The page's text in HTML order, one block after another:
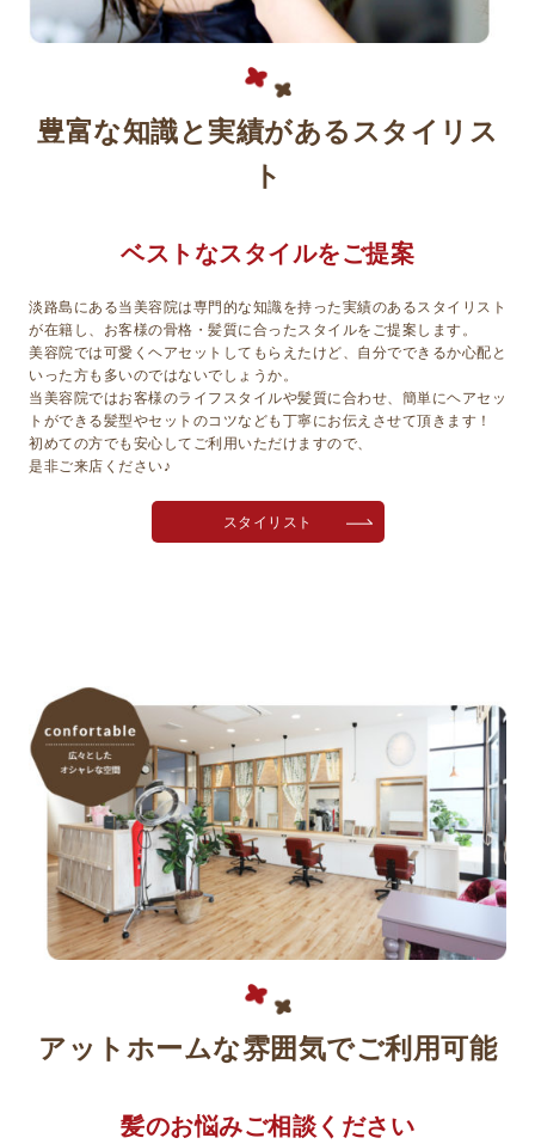
豊富な知識と実績があるスタイリス
ト
ベストなスタイルをご提案
淡路島にある当美容院は専門的な知識を持った実績のあるスタイリスト
が在籍し、お客様の骨格・髪質に合ったスタイルをご提案します。
美容院では可愛くヘアセットしてもらえたけど、自分でできるか心配と
いった方も多いのではないでしょうか。
当美容院ではお客様のライフスタイルや髪質に合わせ、簡単にヘアセッ
トができる髪型やセットのコツなども丁寧にお伝えさせて頂きます！
初めての方でも安心してご利用いただけますので、
是非ご来店ください♪
スタイリスト
アットホームな雰囲気でご利用可能
髪のお悩みご相談ください